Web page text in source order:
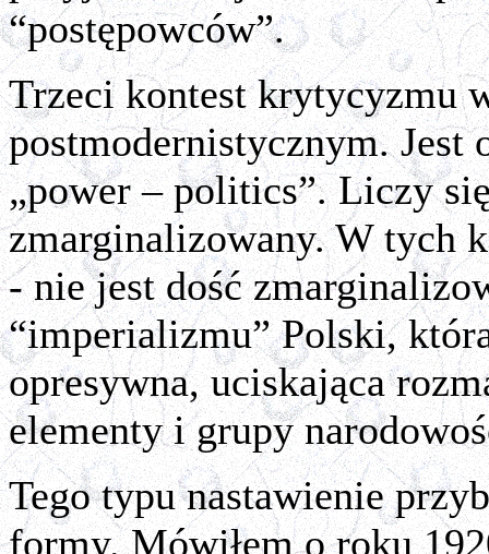
“postępowców”.
Trzeci kontest krytycyzmu
postmodernistycznym.
„power – politics”. Liczy
zmarginalizowany. W tych
- nie jest dość
“imperializmu” Polski,
opresywna, uciskająca
elementy i grupy
Tego typu nastawienie
formy. Mówiłem o roku